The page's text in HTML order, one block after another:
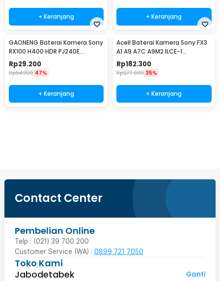
+ Keranjang + Keranjang
GAONENG Baterai Kamera Sony
RX100 H400 HDR PJ240E
1350mAh - NP-BX1
Rp29.200
Rp54.900 47%
+ Keranjang
Acell Baterai Kamera Sony FX3
A1 A9 A7C A9M2 ILCE-1
2280mAh - NP-FZ100
Rp182.300
Rp277.900 35%
+ Keranjang
Contact Center
Pembelian Online
Telp : (021) 39 700 200
Customer Service (WA) : 0899 721 7050
Toko Kami
Jabodetabek
Ganti